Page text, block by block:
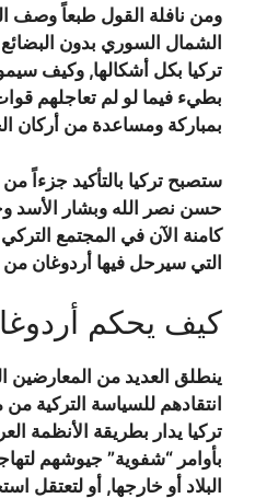
ومن نافلة القول طبعاً وصف
الشمال السوري بدون
تركيا بكل أشكالها, وكيف
بطيء فيما لو لم تعاجلهم
بمباركة ومساعدة من أركان
ستصبح تركيا بالتأكيد جزءاً
حسن نصر الله وبشار الأسد
كامنة الآن في المجتمع
التي سيرحل فيها أردوغان
كيف يحكم
ينطلق العديد من المعارضين
انتقادهم للسياسة التركية
تركيا يدار بطريقة الأنظمة
بأوامر “شفوية” جيوشهم
البلاد أو خارجها, أو لتعتقل